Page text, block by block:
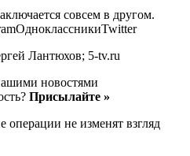
совсем в другом.
Лантюхов; 5-tv.ru
новостями
Присылайте »
операции не изменят взгляд